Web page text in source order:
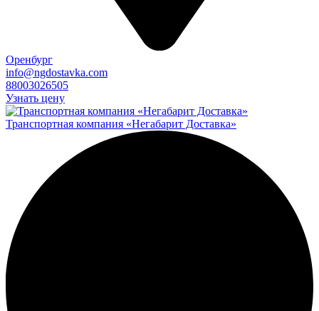
Оренбург
info@ngdostavka.com
88003026505
Узнать цену
Транспортная компания «Негабарит Доставка»